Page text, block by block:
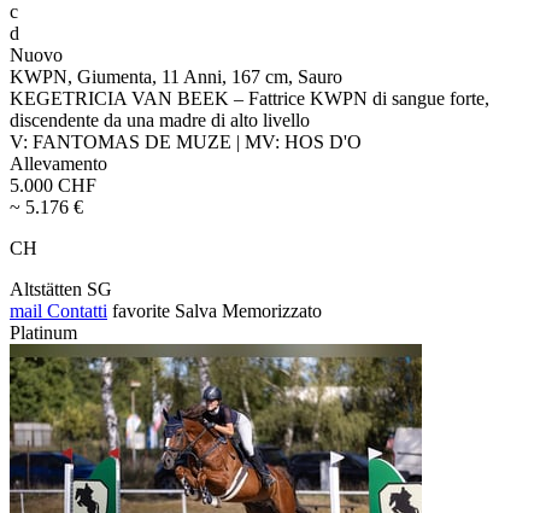
c
d
Nuovo
KWPN, Giumenta, 11 Anni, 167 cm, Sauro
KEGETRICIA VAN BEEK – Fattrice KWPN di sangue forte,
discendente da una madre di alto livello
V: FANTOMAS DE MUZE | MV: HOS D'O
Allevamento
5.000 CHF
~ 5.176 €
CH
Altstätten SG
mail Contatti favorite Salva Memorizzato
Platinum